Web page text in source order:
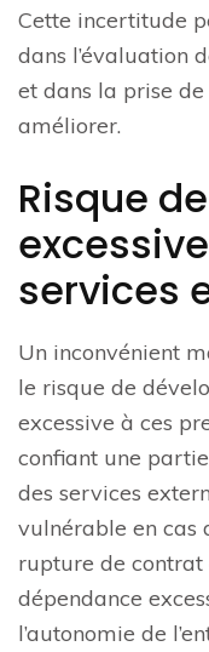
Cette incertitude
dans l’évaluation
et dans la prise
améliorer.
Risque
services
Un inconvénient
le risque de
excessive à ces
confiant une
des services
vulnérable en cas
rupture de contrat
dépendance
l’autonomie de